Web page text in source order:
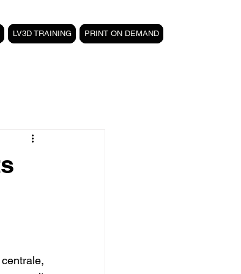
LV3D TRAINING PRINT ON DEMAND
PETG carbone